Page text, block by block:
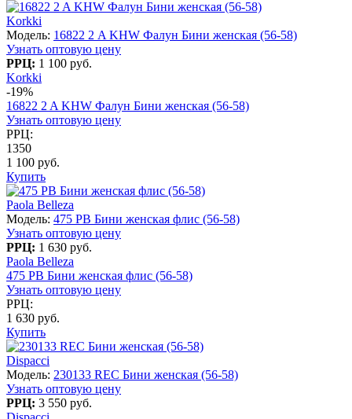
Korkki
Модель: 16822 2 A KHW Фалун Бини женская (56-58)
Узнать оптовую цену
РРЦ: 1 100 руб.
Korkki
-19%
16822 2 A KHW Фалун Бини женская (56-58)
Узнать оптовую цену
РРЦ:
1350
1 100 руб.
Купить
Paola Belleza
Модель: 475 PB Бини женская флис (56-58)
Узнать оптовую цену
РРЦ: 1 630 руб.
Paola Belleza
475 PB Бини женская флис (56-58)
Узнать оптовую цену
РРЦ:
1 630 руб.
Купить
Dispacci
Модель: 230133 REC Бини женская (56-58)
Узнать оптовую цену
РРЦ: 3 550 руб.